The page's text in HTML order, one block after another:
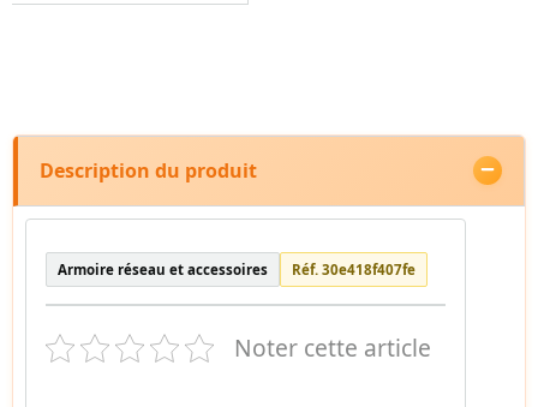
Description du produit
Armoire réseau et accessoires Réf. 30e418f407fe
Noter cette article